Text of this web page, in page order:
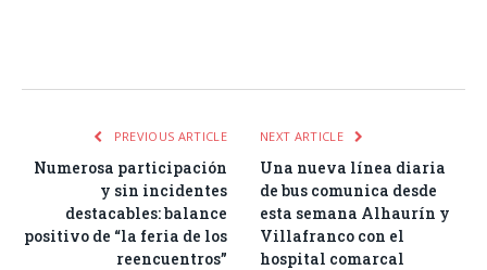
PREVIOUS ARTICLE
Numerosa participación
y sin incidentes
destacables: balance
positivo de “la feria de los
reencuentros”
NEXT ARTICLE
Una nueva línea diaria
de bus comunica desde
esta semana Alhaurín y
Villafranco con el
hospital comarcal